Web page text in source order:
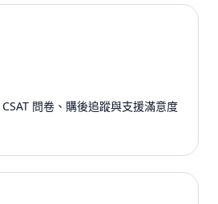
問卷、購後追蹤與支援滿意度